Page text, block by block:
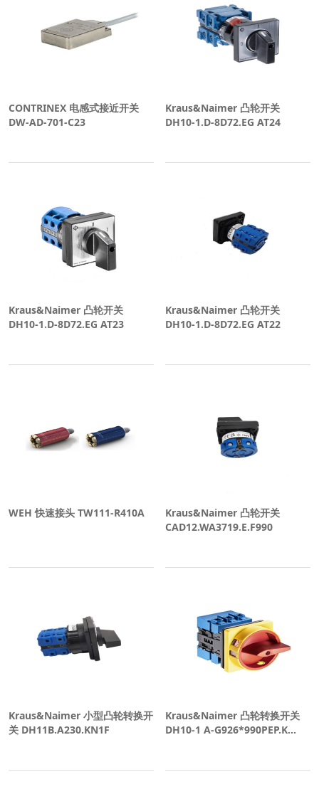
CONTRINEX 电感式接近开关
DW-AD-701-C23
Kraus&Naimer 凸轮开关
DH10-1.D-8D72.EG AT24
Kraus&Naimer 凸轮开关
DH10-1.D-8D72.EG AT23
Kraus&Naimer 凸轮开关
DH10-1.D-8D72.EG AT22
WEH 快速接头 TW111-R410A
Kraus&Naimer 凸轮开关
CAD12.WA3719.E.F990
Kraus&Naimer 小型凸轮转换开
关 DH11B.A230.KN1F
Kraus&Naimer 凸轮转换开关
DH10-1 A-G926*990PEP.K...